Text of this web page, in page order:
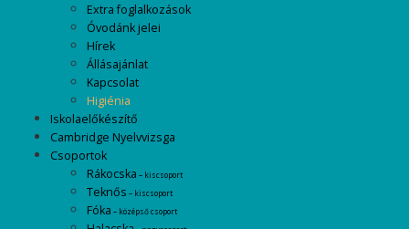
Extra foglalkozások
Óvodánk jelei
Hírek
Állásajánlat
Kapcsolat
Higiénia
Iskolaelőkészítő
Cambridge Nyelvvizsga
Csoportok
Rákocska – kiscsoport
Teknős – kiscsoport
Fóka – középső csoport